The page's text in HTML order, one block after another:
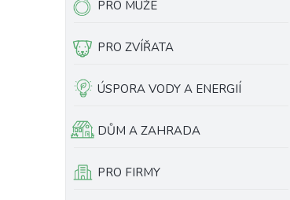
PRO MUŽE
PRO ZVÍŘATA
ÚSPORA VODY A ENERGIÍ
DŮM A ZAHRADA
PRO FIRMY